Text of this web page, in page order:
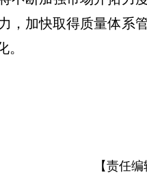
，加快取得质量体系
【责任编